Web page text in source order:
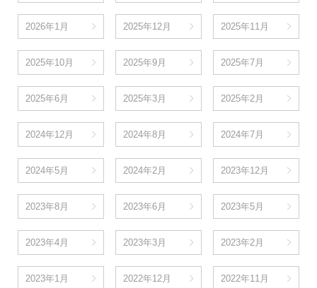
2026年1月 2025年12月 2025年11月
2025年10月 2025年9月 2025年7月
2025年6月 2025年3月 2025年2月
2024年12月 2024年8月 2024年7月
2024年5月 2024年2月 2023年12月
2023年8月 2023年6月 2023年5月
2023年4月 2023年3月 2023年2月
2023年1月 2022年12月 2022年11月